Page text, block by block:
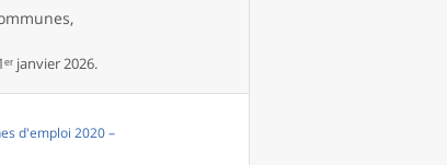
janvier 2026.
d'emploi 2020 –